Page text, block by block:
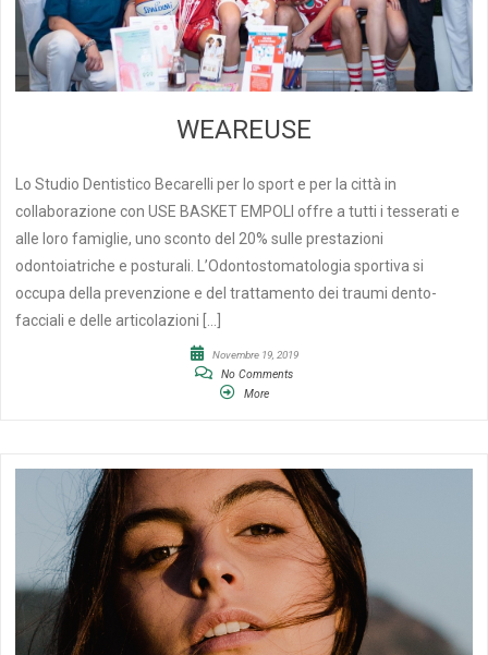
WEAREUSE
Lo Studio Dentistico Becarelli per lo sport e per la città in
collaborazione con USE BASKET EMPOLI offre a tutti i tesserati e
alle loro famiglie, uno sconto del 20% sulle prestazioni
odontoiatriche e posturali. L’Odontostomatologia sportiva si
occupa della prevenzione e del trattamento dei traumi dento-
facciali e delle articolazioni […]
Novembre 19, 2019
No Comments
More